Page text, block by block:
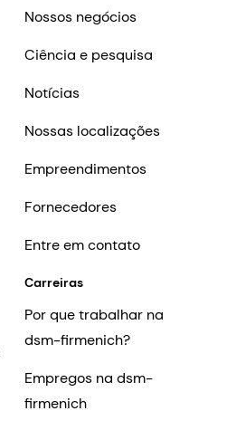
Nossos negócios
Ciência e pesquisa
Notícias
Nossas localizações
Empreendimentos
Fornecedores
Entre em contato
Carreiras
Por que trabalhar na
dsm-firmenich?
Empregos na dsm-
firmenich